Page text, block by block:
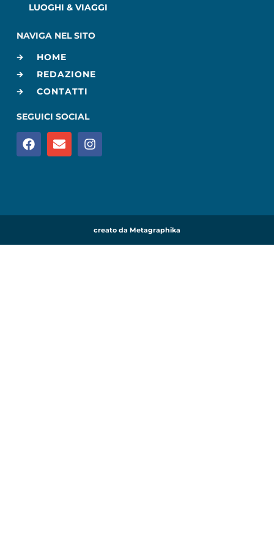
LUOGHI & VIAGGI
NAVIGA NEL SITO
HOME
REDAZIONE
CONTATTI
SEGUICI SOCIAL
creato da Metagraphika